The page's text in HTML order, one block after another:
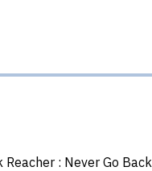
Reacher : Never Go Back